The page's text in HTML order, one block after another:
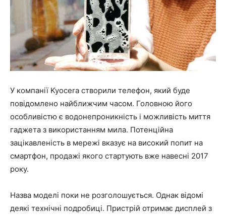
У компанії Kyocera створили телефон, який буде
повідомлено найближчим часом. Головною його
особливістю є водонепроникність і можливість миття
гаджета з використанням мила. Потенційна
зацікавленість в мережі вказує на високий попит на
смартфон, продажі якого стартують вже навесні 2017
року.
Назва моделі поки не розголошується. Однак відомі
деякі технічні подробиці. Пристрій отримає дисплей з